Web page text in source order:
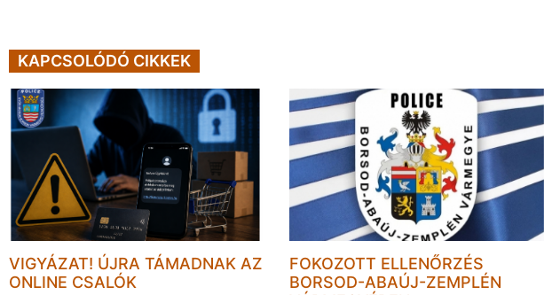
KAPCSOLÓDÓ CIKKEK
VIGYÁZAT! ÚJRA TÁMADNAK AZ
ONLINE CSALÓK
FOKOZOTT ELLENŐRZÉS
BORSOD-ABAÚJ-ZEMPLÉN